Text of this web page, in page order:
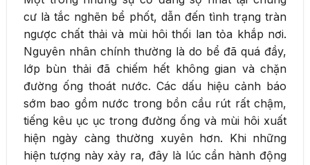
cư là tắc nghẽn bể phốt, dẫn đến tình trạng tràn
ngược chất thải và mùi hôi thối lan tỏa khắp nơi.
Nguyên nhân chính thường là do bể đã quá đầy,
lớp bùn thải đã chiếm hết không gian và chặn
đường ống thoát nước. Các dấu hiệu cảnh báo
sớm bao gồm nước trong bồn cầu rút rất chậm,
tiếng kêu ục ục trong đường ống và mùi hôi xuất
hiện ngày càng thường xuyên hơn. Khi những
hiện tượng này xảy ra, đây là lúc cần hành động